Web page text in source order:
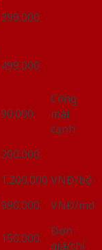
399.000
499.000
90.000
Công
mài
cạnh
200.000
1.200.000 VNĐ/bộ
990.000 VNĐ/md
150.000
Đơn
giá/chỉ